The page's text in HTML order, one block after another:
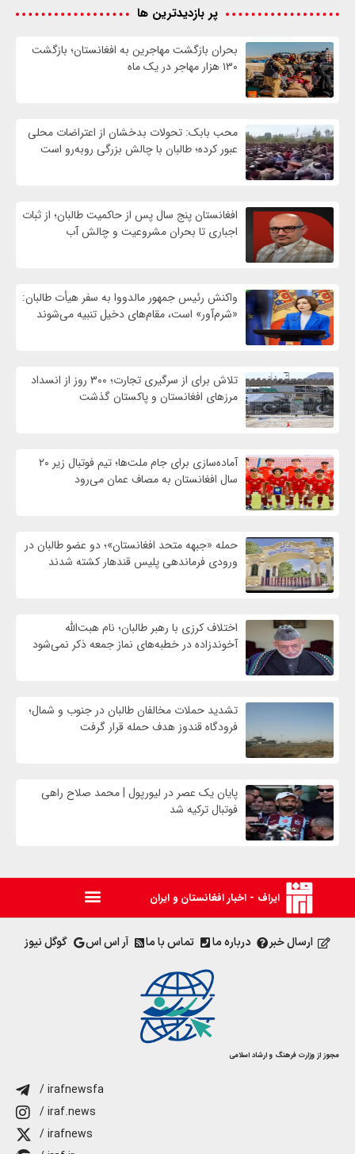
پر بازدیدترین ها
بحران بازگشت مهاجرین به افغانستان؛ بازگشت
۱۳۰ هزار مهاجر در یک ماه
محب بابک: تحولات بدخشان از اعتراضات محلی
عبور کرده؛ طالبان با چالش بزرگی روبه‌رو است
افغانستان پنج سال پس از حاکمیت طالبان؛ از ثبات
اجباری تا بحران مشروعیت و چالش آب
واکنش رئیس جمهور مالدووا به سفر هیأت طالبان:
«شرم‌آور» است، مقام‌های دخیل تنبیه می‌شوند
تلاش برای از سرگیری تجارت؛ ۳۰۰ روز از انسداد
مرزهای افغانستان و پاکستان گذشت
آماده‌سازی برای جام ملت‌ها؛ تیم فوتبال زیر ۲۰
سال افغانستان به مصاف عمان می‌رود
حمله «جبهه متحد افغانستان»؛ دو عضو طالبان در
ورودی فرماندهی پلیس قندهار کشته شدند
اختلاف کرزی با رهبر طالبان؛ نام هبت‌الله
آخوندزاده در خطبه‌های نماز جمعه ذکر نمی‌شود
تشدید حملات مخالفان طالبان در جنوب و شمال؛
فرودگاه قندوز هدف حمله قرار گرفت
پایان یک عصر در لیورپول | محمد صلاح راهی
فوتبال ترکیه شد
ایراف - اخبار افغانستان و ایران
ارسال خبر درباره ما تماس با ما آر اس اس گوگل نیوز
مجوز از وزارت فرهنگ و ارشاد اسلامی
/ irafnewsfa
/ iraf.news
/ irafnews